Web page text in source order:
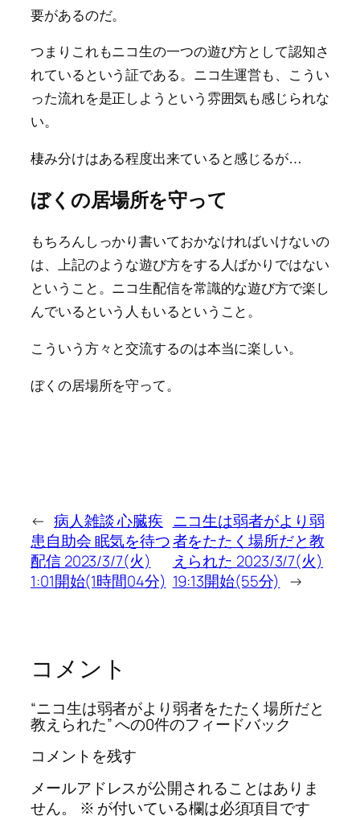
要があるのだ。
つまりこれもニコ生の一つの遊び方として認知さ
れているという証である。ニコ生運営も、こうい
った流れを是正しようという雰囲気も感じられな
い。
棲み分けはある程度出来ていると感じるが…
ぼくの居場所を守って
もちろんしっかり書いておかなければいけないの
は、上記のような遊び方をする人ばかりではない
ということ。ニコ生配信を常識的な遊び方で楽し
んでいるという人もいるということ。
こういう方々と交流するのは本当に楽しい。
ぼくの居場所を守って。
← 病人雑談 心臓疾
患自助会 眠気を待つ
配信 2023/3/7(火)
1:01開始(1時間04分)
ニコ生は弱者がより弱
者をたたく場所だと教
えられた 2023/3/7(火)
19:13開始(55分) →
コメント
“ニコ生は弱者がより弱者をたたく場所だと
教えられた” への0件のフィードバック
コメントを残す
メールアドレスが公開されることはありま
せん。
※ が付いている欄は必須項目です